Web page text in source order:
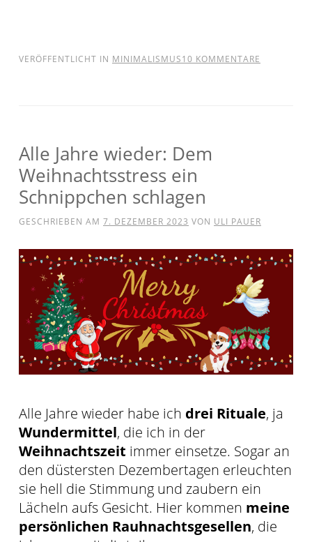
VERÖFFENTLICHT IN MINIMALISMUS10 KOMMENTARE
Alle Jahre wieder: Dem
Weihnachtsstress ein
Schnippchen schlagen
GESCHRIEBEN AM 7. DEZEMBER 2023 VON ULI PAUER
Alle Jahre wieder habe ich drei Rituale, ja
Wundermittel, die ich in der
Weihnachtszeit immer einsetze. Sogar an
den düstersten Dezembertagen erleuchten
sie hell die Stimmung und zaubern ein
Lächeln aufs Gesicht. Hier kommen meine
persönlichen Rauhnachtsgesellen, die